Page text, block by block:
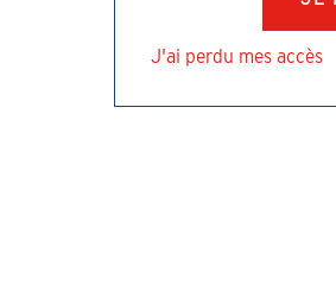
J'ai perdu mes accès